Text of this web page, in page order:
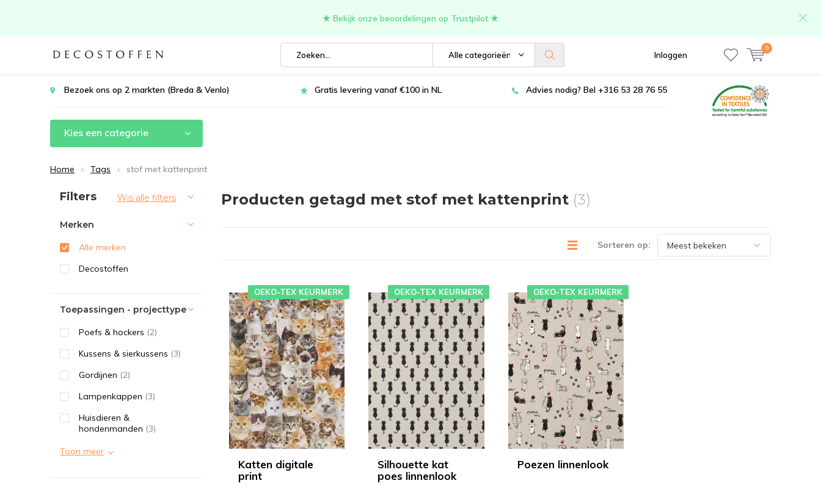
Alle categorieën Inloggen
0
★ Bekijk onze beoordelingen op Trustpilot ★
Bezoek ons op 2 markten (Breda & Venlo) Gratis levering vanaf €100 in NL Advies nodig? Bel +316 53 28 76 55
Kies een categorie
Home Tags stof met kattenprint
Producten getagd met stof met kattenprint (3)
Sorteren op:
Katten digitale
print
OEKO-TEX KEURMERK
Silhouette kat
poes linnenlook
OEKO-TEX KEURMERK
Poezen linnenlook
OEKO-TEX KEURMERK
Sorteren op:
Filters Wis alle filters
Merken
Alle merken
Decostoffen
Toepassingen - projecttype
Poefs & hockers (2)
Kussens & sierkussens (3)
Gordijnen (2)
Lampenkappen (3)
Huisdieren &
hondenmanden (3)
Toon meer